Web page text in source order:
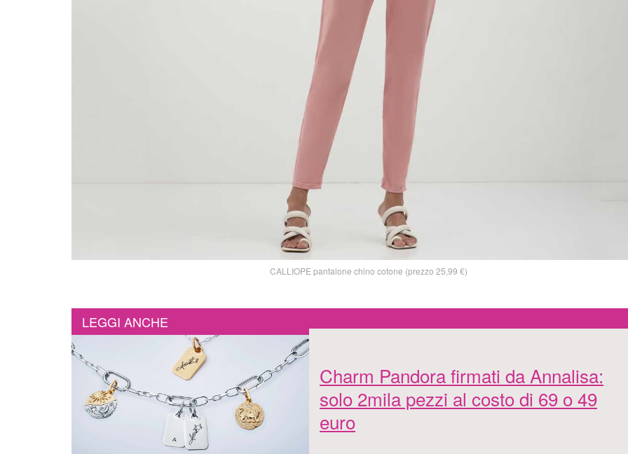
CALLIOPE pantalone chino cotone (prezzo 25,99 €)
LEGGI ANCHE
Charm Pandora firmati da Annalisa:
solo 2mila pezzi al costo di 69 o 49
euro